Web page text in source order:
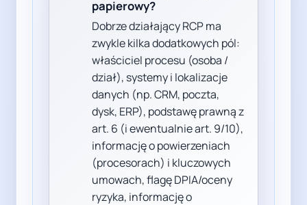
papierowy?
Dobrze działający RCP ma
zwykle kilka dodatkowych pól:
właściciel procesu (osoba /
dział), systemy i lokalizacje
danych (np. CRM, poczta,
dysk, ERP), podstawę prawną z
art. 6 (i ewentualnie art. 9/10),
informację o powierzeniach
(procesorach) i kluczowych
umowach, flagę DPIA/oceny
ryzyka, informację o